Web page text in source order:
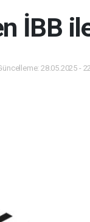
İBB
28.05.2025 -